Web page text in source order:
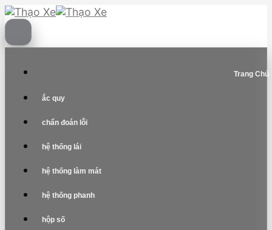
Skip
to
content
Trang Chủ
ắc quy
chẩn đoán lỗi
hệ thống lái
hệ thống làm mát
hệ thống phanh
hộp số